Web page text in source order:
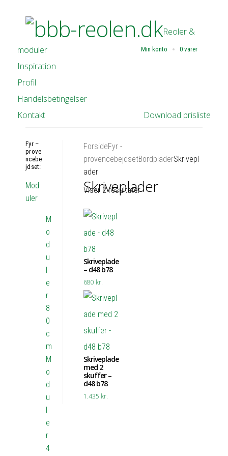
Min konto 0 varer
Reoler &
moduler
Inspiration
Profil
Handelsbetingelser
Download prisliste
Kontakt
ForsideFyr -
provencebejdsetBordpladerSkrivepl
ader
Skriveplader
Viser 2 resultater
Skriveplade
– d48 b78
680 kr.
Skriveplade
med 2
skuffer –
d48 b78
1.435 kr.
Fyr –
prove
ncebe
jdset:
Mod
uler
M
o
d
u
l
e
r
8
0
c
m
M
o
d
u
l
e
r
4